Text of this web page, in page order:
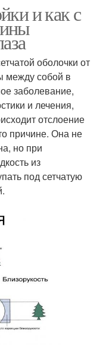
и как с
оболочки от
между собой в
заболевание,
и лечения,
отслоение
причине. Она не
но при
из
под сетчатую